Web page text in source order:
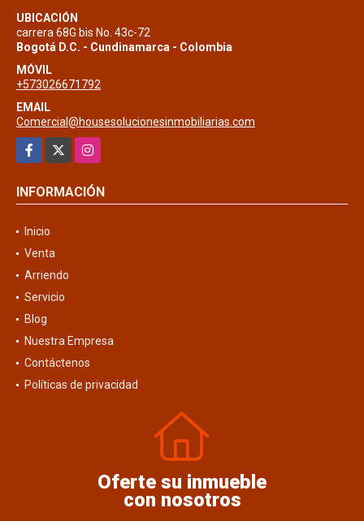
UBICACIÓN
carrera 68G bis No. 43c-72
Bogotá D.C. - Cundinamarca - Colombia
MÓVIL
+573026671792
EMAIL
Comercial@housesolucionesinmobiliarias.com
Facebook
Instagram
INFORMACIÓN
Inicio
Venta
Arriendo
Servicio
Blog
Nuestra Empresa
Contáctenos
Políticas de privacidad
Oferte su inmueble
con nosotros